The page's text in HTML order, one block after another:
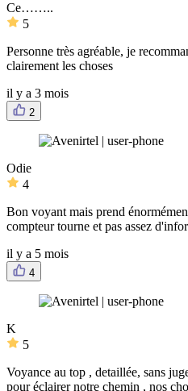
Ce……..
5
Personne très agréable, je
clairement les choses
il y a 3 mois
2
Odie
4
Bon voyant mais prend
compteur tourne et pas assez
il y a 5 mois
4
K
5
Voyance au top , detaillée, sans
pour éclairer notre chemin , nos